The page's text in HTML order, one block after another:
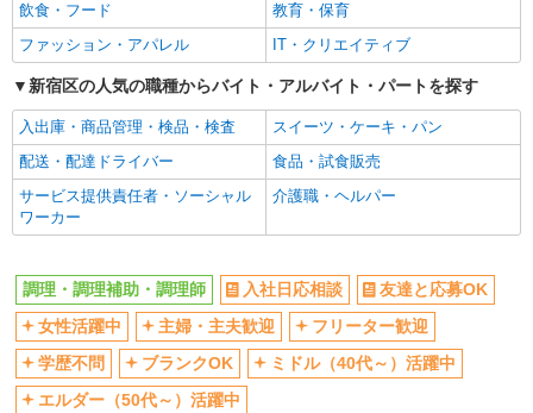
飲食・フード
教育・保育
ファッション・アパレル
IT・クリエイティブ
新宿区の人気の職種からバイト・アルバイト・パートを探す
入出庫・商品管理・検品・検査
スイーツ・ケーキ・パン
配送・配達ドライバー
食品・試食販売
サービス提供責任者・ソーシャル
ワーカー
介護職・ヘルパー
調理・調理補助・調理師 入社日応相談
友達と応募OK
女性活躍中
主婦・主夫歓迎
フリーター歓迎
学歴不問
ブランクOK
ミドル（40代～）活躍中
エルダー（50代～）活躍中